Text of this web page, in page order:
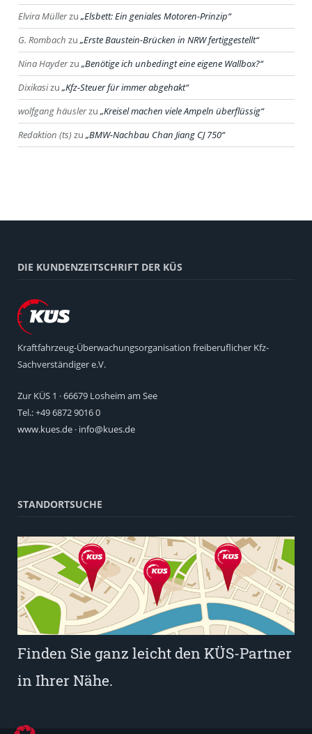
Elvira Müllerzu Elsbett: Ein geniales Motoren-Prinzip
G. Rombach zu Erste Baustein-Brücken in NRW fertiggestellt
Nina Hayderzu Benötige ich unbedingt eine eigene Wallbox?
Dixikasizu Kfz-Steuer für immer abgehakt
wolfgang häuslerzu Kreisel machen viele Ampeln überflüssig
Redaktion (ts) zu BMW-Nachbau Chan Jiang CJ 750
DIE KUNDENZEITSCHRIFT DER KÜS
Kraftfahrzeug-Überwachungsorganisation freiberuflicher Kfz-
Sachverständiger e.V.
Zur KÜS 1 · 66679 Losheim am See
Tel.: +49 6872 9016 0
www.kues.de · info@kues.de
STANDORTSUCHE
Finden Sie ganz leicht den KÜS-Partner
in Ihrer Nähe.